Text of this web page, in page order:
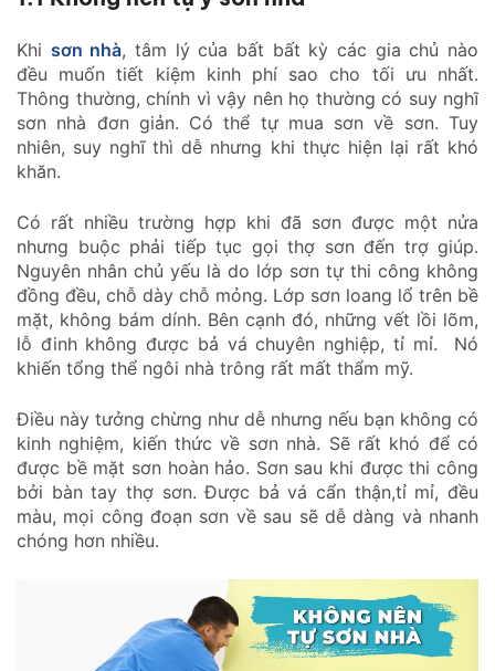
Khi sơn nhà, tâm lý của bất bất kỳ các gia chủ nào
đều muốn tiết kiệm kinh phí sao cho tối ưu nhất.
Thông thường, chính vì vậy nên họ thường có suy nghĩ
sơn nhà đơn giản. Có thể tự mua sơn về sơn. Tuy
nhiên, suy nghĩ thì dễ nhưng khi thực hiện lại rất khó
khăn.
Có rất nhiều trường hợp khi đã sơn được một nửa
nhưng buộc phải tiếp tục gọi thợ sơn đến trợ giúp.
Nguyên nhân chủ yếu là do lớp sơn tự thi công không
đồng đều, chỗ dày chỗ mỏng. Lớp sơn loang lổ trên bề
mặt, không bám dính. Bên cạnh đó, những vết lồi lõm,
lỗ đinh không được bả vá chuyên nghiệp, tỉ mỉ. Nó
khiến tổng thể ngôi nhà trông rất mất thẩm mỹ.
Điều này tưởng chừng như dễ nhưng nếu bạn không có
kinh nghiệm, kiến thức về sơn nhà. Sẽ rất khó để có
được bề mặt sơn hoàn hảo. Sơn sau khi được thi công
bởi bàn tay thợ sơn. Được bả vá cẩn thận,tỉ mỉ, đều
màu, mọi công đoạn sơn về sau sẽ dễ dàng và nhanh
chóng hơn nhiều.